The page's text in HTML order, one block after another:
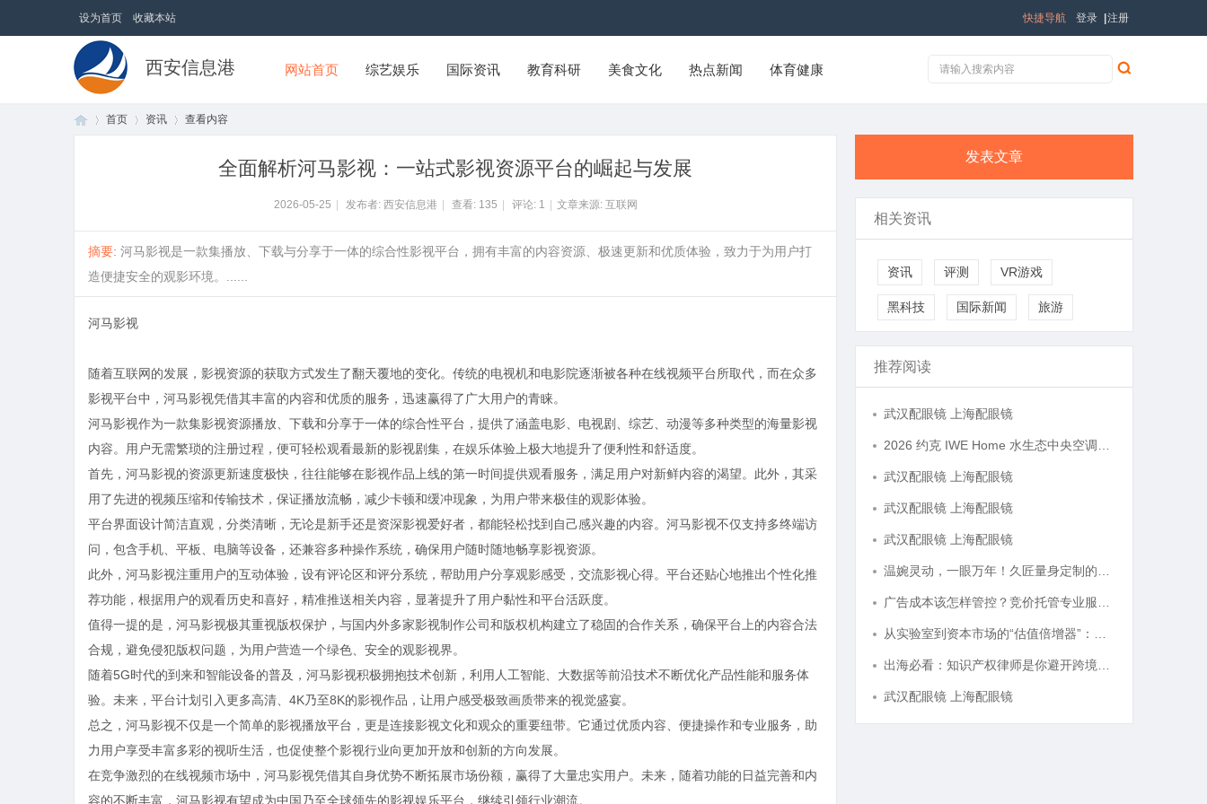
设为首页 收藏本站 登录 注册
快捷导航
西安信息港 网站首页 综艺娱乐 国际资讯 教育科研 美食文化 热点新闻 体育健康
首页 资讯 查看内容
全面解析河马影视：一站式影视资源平台的崛起与发展
2026-05-25 发布者: 西安信息港 查看: 135 评论: 1 文章来源: 互联网
摘要: 河马影视是一款集播放、下载与分享于一体的综合性影视平台，拥有丰富的内容资源、极速更新和优质体验，致力于为用户打
造便捷安全的观影环境。......
河马影视
随着互联网的发展，影视资源的获取方式发生了翻天覆地的变化。传统的电视机和电影院逐渐被各种在线视频平台所取代，而在众多
影视平台中，河马影视凭借其丰富的内容和优质的服务，迅速赢得了广大用户的青睐。
河马影视作为一款集影视资源播放、下载和分享于一体的综合性平台，提供了涵盖电影、电视剧、综艺、动漫等多种类型的海量影视
内容。用户无需繁琐的注册过程，便可轻松观看最新的影视剧集，在娱乐体验上极大地提升了便利性和舒适度。
首先，河马影视的资源更新速度极快，往往能够在影视作品上线的第一时间提供观看服务，满足用户对新鲜内容的渴望。此外，其采
用了先进的视频压缩和传输技术，保证播放流畅，减少卡顿和缓冲现象，为用户带来极佳的观影体验。
平台界面设计简洁直观，分类清晰，无论是新手还是资深影视爱好者，都能轻松找到自己感兴趣的内容。河马影视不仅支持多终端访
问，包含手机、平板、电脑等设备，还兼容多种操作系统，确保用户随时随地畅享影视资源。
此外，河马影视注重用户的互动体验，设有评论区和评分系统，帮助用户分享观影感受，交流影视心得。平台还贴心地推出个性化推
荐功能，根据用户的观看历史和喜好，精准推送相关内容，显著提升了用户黏性和平台活跃度。
值得一提的是，河马影视极其重视版权保护，与国内外多家影视制作公司和版权机构建立了稳固的合作关系，确保平台上的内容合法
合规，避免侵犯版权问题，为用户营造一个绿色、安全的观影视界。
随着5G时代的到来和智能设备的普及，河马影视积极拥抱技术创新，利用人工智能、大数据等前沿技术不断优化产品性能和服务体
验。未来，平台计划引入更多高清、4K乃至8K的影视作品，让用户感受极致画质带来的视觉盛宴。
总之，河马影视不仅是一个简单的影视播放平台，更是连接影视文化和观众的重要纽带。它通过优质内容、便捷操作和专业服务，助
力用户享受丰富多彩的视听生活，也促使整个影视行业向更加开放和创新的方向发展。
在竞争激烈的在线视频市场中，河马影视凭借其自身优势不断拓展市场份额，赢得了大量忠实用户。未来，随着功能的日益完善和内
容的不断丰富，河马影视有望成为中国乃至全球领先的影视娱乐平台，继续引领行业潮流。
发表文章
相关资讯
资讯 评测 VR游戏
黑科技 国际新闻 旅游
推荐阅读
武汉配眼镜 上海配眼镜
武汉配眼镜 上海配眼镜
武汉配眼镜 上海配眼镜
武汉配眼镜 上海配眼镜
武汉配眼镜 上海配眼镜